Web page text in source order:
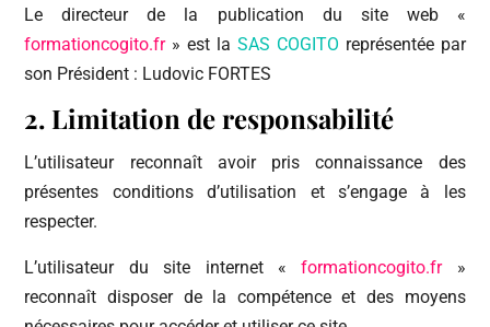
Le directeur de la publication du site web «
formationcogito.fr» est la SAS COGITO représentée par
son Président : Ludovic FORTES
2. Limitation de responsabilité
L’utilisateur reconnaît avoir pris connaissance des
présentes conditions d’utilisation et s’engage à les
respecter.
L’utilisateur du site internet «formationcogito.fr»
reconnaît disposer de la compétence et des moyens